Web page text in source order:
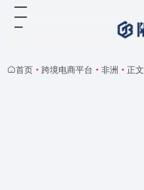
首页 • 跨境电商平台 • 非洲 • 正文